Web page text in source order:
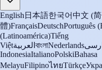
English 日本語한국어中文 (
體)FrançaisDeutschPortuguês
(Latinoamérica)Tiếng
Việtالعربية বাংলাNederlands
IndonesiaItalianoPolskiBahasa
MelayuFilipinoไทยTürkçe